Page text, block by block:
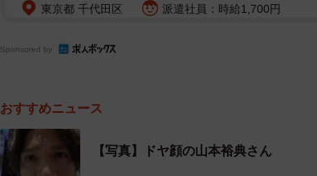
さんは、全力で初回接客をやりきり見事指名をゲット
東京都 千代田区 派遣社員：時給1,700円
Sponsored by
おすすめニュース
【写真】ドヤ顔の山本裕典さん